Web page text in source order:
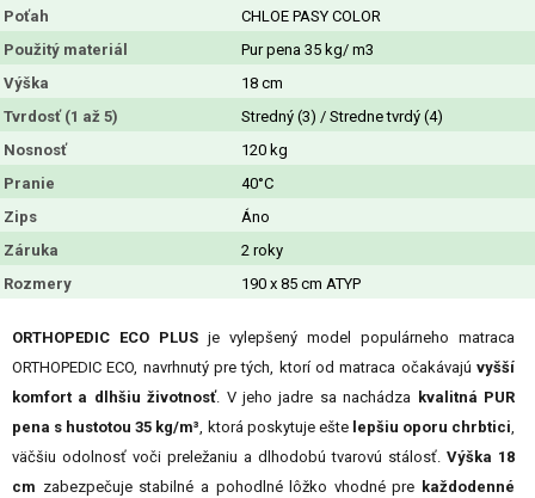
Poťah
CHLOE PASY COLOR
Použitý materiál
Pur pena 35 kg/ m3
Výška
18 cm
Tvrdosť (1 až 5)
Stredný (3) / Stredne tvrdý (4)
Nosnosť
120 kg
Pranie
40°C
Zips
Áno
Záruka
2 roky
Rozmery
190 x 85 cm ATYP
ORTHOPEDIC ECO PLUS je vylepšený model populárneho matraca
ORTHOPEDIC ECO, navrhnutý pre tých, ktorí od matraca očakávajú vyšší
komfort a dlhšiu životnosť. V jeho jadre sa nachádza kvalitná PUR
pena s hustotou 35 kg/m³, ktorá poskytuje ešte lepšiu oporu chrbtici,
väčšiu odolnosť voči preležaniu a dlhodobú tvarovú stálosť. Výška 18
cm zabezpečuje stabilné a pohodlné lôžko vhodné pre každodenné